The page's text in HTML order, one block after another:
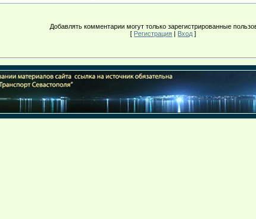
Добавлять комментарии могут только зарегистрированные
[ Регистрация | Вход ]